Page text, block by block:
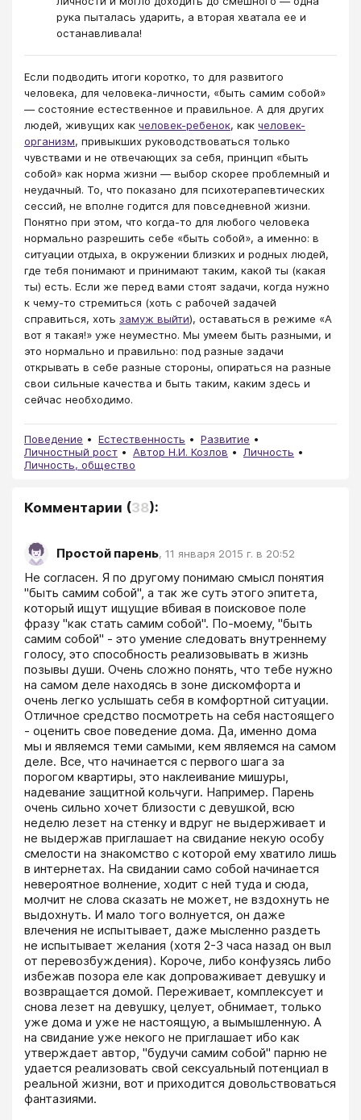
рука пыталась ударить, а вторая хватала ее и
останавливала!
Если подводить итоги коротко, то для развитого
человека, для человека-личности, «быть самим собой»
— состояние естественное и правильное. А для других
людей, живущих как человек-ребенок, как человек-
организм, привыкших руководствоваться только
чувствами и не отвечающих за себя, принцип «быть
собой» как норма жизни — выбор скорее проблемный и
неудачный. То, что показано для психотерапевтических
сессий, не вполне годится для повседневной жизни.
Понятно при этом, что когда-то для любого человека
нормально разрешить себе «быть собой», а именно: в
ситуации отдыха, в окружении близких и родных людей,
где тебя понимают и принимают таким, какой ты (какая
ты) есть. Если же перед вами стоят задачи, когда нужно
к чему-то стремиться (хоть с рабочей задачей
справиться, хоть замуж выйти), оставаться в режиме «А
вот я такая!» уже неуместно. Мы умеем быть разными, и
это нормально и правильно: под разные задачи
открывать в себе разные стороны, опираться на разные
свои сильные качества и быть таким, каким здесь и
сейчас необходимо.
Поведение Естественность
Развитие
Личностный рост
Автор Н.И. Козлов
Личность
Личность, общество
Комментарии (38):
Простой парень, 11 января 2015 г. в 20:52
Не согласен. Я по другому понимаю смысл понятия
"быть самим собой", а так же суть этого эпитета,
который ищут ищущие вбивая в поисковое поле
фразу "как стать самим собой". По-моему, "быть
самим собой" - это умение следовать внутреннему
голосу, это способность реализовывать в жизнь
позывы души. Очень сложно понять, что тебе нужно
на самом деле находясь в зоне дискомфорта и
очень легко услышать себя в комфортной ситуации.
Отличное средство посмотреть на себя настоящего
- оценить свое поведение дома. Да, именно дома
мы и являемся теми самыми, кем являемся на самом
деле. Все, что начинается с первого шага за
порогом квартиры, это наклеивание мишуры,
надевание защитной кольчуги. Например. Парень
очень сильно хочет близости с девушкой, всю
неделю лезет на стенку и вдруг не выдерживает и
не выдержав приглашает на свидание некую особу
смелости на знакомство с которой ему хватило лишь
в интернетах. На свидании само собой начинается
невероятное волнение, ходит с ней туда и сюда,
молчит не слова сказать не может, не вздохнуть не
выдохнуть. И мало того волнуется, он даже
влечения не испытывает, даже мысленно раздеть
не испытывает желания (хотя 2-3 часа назад он выл
от перевозбуждения). Короче, либо конфузясь либо
избежав позора еле как допроваживает девушку и
возвращается домой. Переживает, комплексует и
снова лезет на девушку, целует, обнимает, только
уже дома и уже не настоящую, а вымышленную. А
на свидание уже некого не приглашает ибо как
утверждает автор, "будучи самим собой" парню не
удается реализовать свой сексуальный потенциал в
реальной жизни, вот и приходится довольствоваться
фантазиями.